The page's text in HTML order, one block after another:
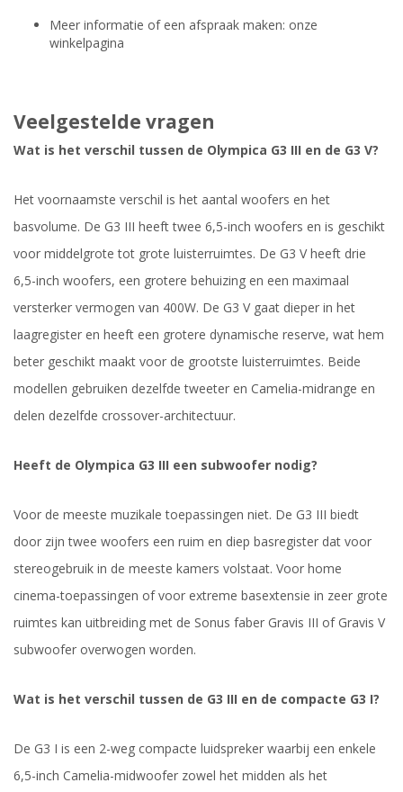
Meer informatie of een afspraak maken: onze
winkelpagina
Veelgestelde vragen
Wat is het verschil tussen de Olympica G3 III en de G3 V?
Het voornaamste verschil is het aantal woofers en het
basvolume. De G3 III heeft twee 6,5-inch woofers en is geschikt
voor middelgrote tot grote luisterruimtes. De G3 V heeft drie
6,5-inch woofers, een grotere behuizing en een maximaal
versterker vermogen van 400W. De G3 V gaat dieper in het
laagregister en heeft een grotere dynamische reserve, wat hem
beter geschikt maakt voor de grootste luisterruimtes. Beide
modellen gebruiken dezelfde tweeter en Camelia-midrange en
delen dezelfde crossover-architectuur.
Heeft de Olympica G3 III een subwoofer nodig?
Voor de meeste muzikale toepassingen niet. De G3 III biedt
door zijn twee woofers een ruim en diep basregister dat voor
stereogebruik in de meeste kamers volstaat. Voor home
cinema-toepassingen of voor extreme basextensie in zeer grote
ruimtes kan uitbreiding met de Sonus faber Gravis III of Gravis V
subwoofer overwogen worden.
Wat is het verschil tussen de G3 III en de compacte G3 I?
De G3 I is een 2-weg compacte luidspreker waarbij een enkele
6,5-inch Camelia-midwoofer zowel het midden als het